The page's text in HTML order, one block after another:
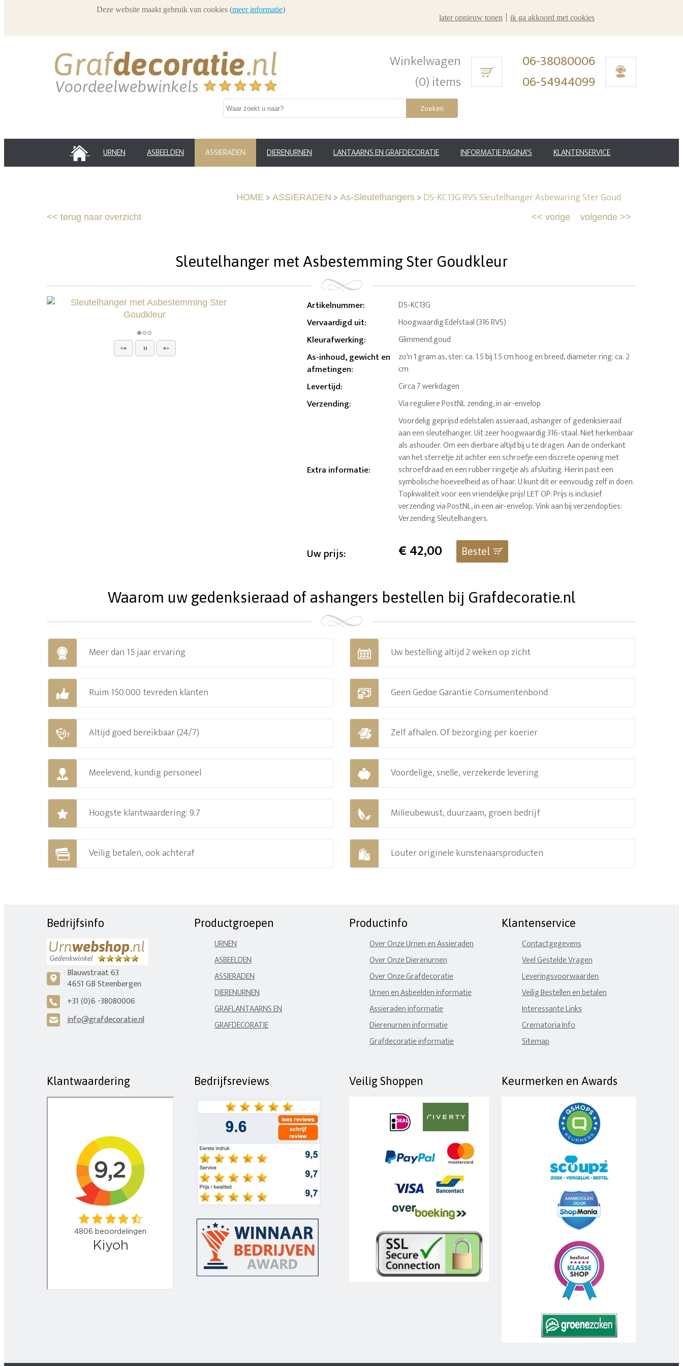
Winkelwagen
(0) items
06-38080006
06-54944099
Zoeken
HOME URNEN ASBEELDEN ASSIERADEN DIERENURNEN LANTAARNS EN GRAFDECORATIE INFORMATIE PAGINA'S KLANTENSERVICE
HOME > ASSIERADEN > As-Sleutelhangers > DS-KC13G RVS Sleutelhanger Asbewaring Ster Goud
<< terug naar overzicht volgende >>
<< vorige
Sleutelhanger met Asbestemming Ster Goudkleur
Artikelnummer: DS-KC13G
Vervaardigd uit: Hoogwaardig Edelstaal (316 RVS)
Kleurafwerking: Glimmend goud
As-inhoud, gewicht en
afmetingen:
zo'n 1 gram as, ster: ca. 1.5 bij 1.5 cm hoog en breed, diameter ring: ca. 2
cm
Levertijd: Circa 7 werkdagen
Verzending: Via reguliere PostNL zending, in air-envelop
Extra informatie:
Voordelig geprijsd edelstalen assieraad, ashanger of gedenksieraad
aan een sleutelhanger. Uit zeer hoogwaardig 316-staal. Niet herkenbaar
als ashouder. Om een dierbare altijd bij u te dragen. Aan de onderkant
van het sterretje zit achter een schroefje een discrete opening met
schroefdraad en een rubber ringetje als afsluiting. Hierin past een
symbolische hoeveelheid as of haar. U kunt dit er eenvoudig zelf in doen.
Topkwaliteit voor een vriendelijke prijs! LET OP: Prijs is inclusief
verzending via PostNL, in een air-envelop. Vink aan bij verzendopties:
Verzending Sleutelhangers.
Uw prijs: €42,00 Bestel
Waarom uw gedenksieraad of ashangers bestellen bij Grafdecoratie.nl
Meer dan 15 jaar ervaring Uw bestelling altijd 2 weken op zicht
Ruim 150.000 tevreden klanten Geen Gedoe Garantie Consumentenbond
Altijd goed bereikbaar (24/7) Zelf afhalen. Of bezorging per koerier
Meelevend, kundig personeel Voordelige, snelle, verzekerde levering
Hoogste klantwaardering: 9.7 Milieubewust, duurzaam, groen bedrijf
Veilig betalen, ook achteraf Louter originele kunstenaarsproducten
Bedrijfsinfo
c
Blauwstraat 63
4651 GB Steenbergen
A +31 (0)6 -38080006
H info@grafdecoratie.nl
Productgroepen
URNEN
ASBEELDEN
ASSIERADEN
DIERENURNEN
GRAFLANTAARNS EN
GRAFDECORATIE
Productinfo
Over Onze Urnen en Assieraden
Over Onze Dierenurnen
Over Onze Grafdecoratie
Urnen en Asbeelden informatie
Assieraden informatie
Dierenurnen informatie
Grafdecoratie informatie
Klantenservice
Contactgegevens
Veel Gestelde Vragen
Leveringsvoorwaarden
Veilig Bestellen en betalen
Interessante Links
Crematoria Info
Sitemap
Klantwaardering Bedrijfsreviews Veilig Shoppen Keurmerken en Awards
Deze website maakt gebruik van cookies (meer informatie)
later opnieuw tonen
ik ga akkoord met cookies